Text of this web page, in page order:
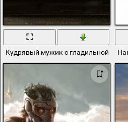
Кудрявый мужик с гладильной